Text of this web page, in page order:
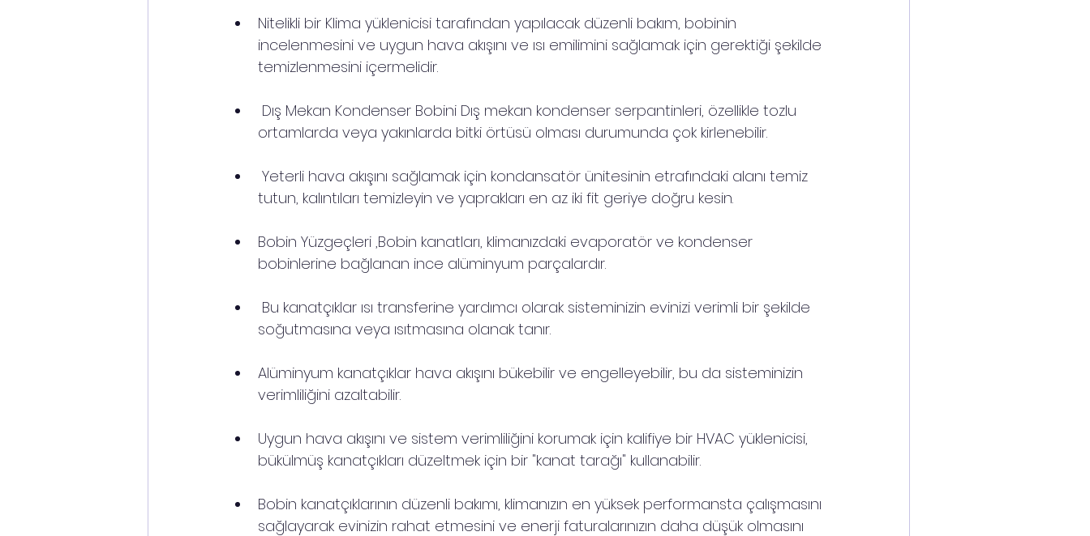
Nitelikli bir Klima yüklenicisi tarafından yapılacak düzenli bakım, bobinin
incelenmesini ve uygun hava akışını ve ısı emilimini sağlamak için gerektiği şekilde
temizlenmesini içermelidir.
Dış Mekan Kondenser Bobini Dış mekan kondenser serpantinleri, özellikle tozlu
ortamlarda veya yakınlarda bitki örtüsü olması durumunda çok kirlenebilir.
Yeterli hava akışını sağlamak için kondansatör ünitesinin etrafındaki alanı temiz
tutun, kalıntıları temizleyin ve yaprakları en az iki fit geriye doğru kesin.
Bobin Yüzgeçleri ,Bobin kanatları, klimanızdaki evaporatör ve kondenser
bobinlerine bağlanan ince alüminyum parçalardır.
Bu kanatçıklar ısı transferine yardımcı olarak sisteminizin evinizi verimli bir şekilde
soğutmasına veya ısıtmasına olanak tanır.
Alüminyum kanatçıklar hava akışını bükebilir ve engelleyebilir, bu da sisteminizin
verimliliğini azaltabilir.
Uygun hava akışını ve sistem verimliliğini korumak için kalifiye bir HVAC yüklenicisi,
bükülmüş kanatçıkları düzeltmek için bir "kanat tarağı" kullanabilir.
Bobin kanatçıklarının düzenli bakımı, klimanızın en yüksek performansta çalışmasını
sağlayarak evinizin rahat etmesini ve enerji faturalarınızın daha düşük olmasını